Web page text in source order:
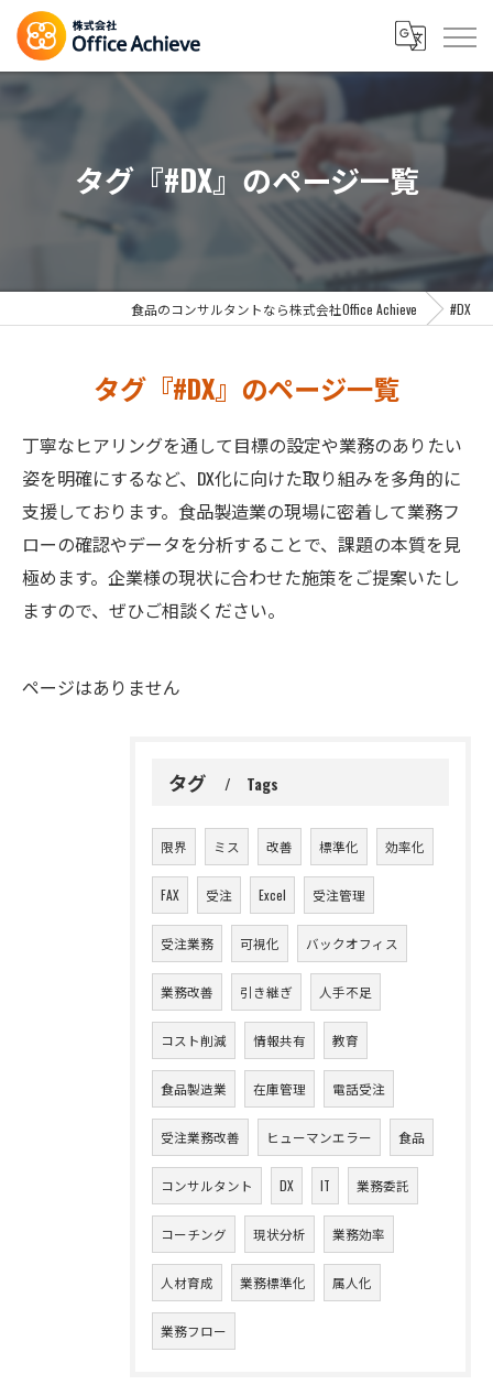
タグ『#DX』のページ一覧
食品のコンサルタントなら株式会社Office Achieve #DX
タグ『#DX』のページ一覧
丁寧なヒアリングを通して目標の設定や業務のありたい
姿を明確にするなど、DX化に向けた取り組みを多角的に
支援しております。食品製造業の現場に密着して業務フ
ローの確認やデータを分析することで、課題の本質を見
極めます。企業様の現状に合わせた施策をご提案いたし
ますので、ぜひご相談ください。
ページはありません
タグ Tags
限界 ミス 改善 標準化 効率化
FAX 受注 Excel 受注管理
受注業務 可視化 バックオフィス
業務改善 引き継ぎ 人手不足
コスト削減 情報共有 教育
食品製造業 在庫管理 電話受注
受注業務改善 ヒューマンエラー 食品
コンサルタント DX IT 業務委託
コーチング 現状分析 業務効率
人材育成 業務標準化 属人化
業務フロー